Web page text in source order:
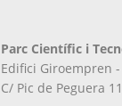
Parc Científic i
Edifici Giroempren
C/ Pic de Peguera